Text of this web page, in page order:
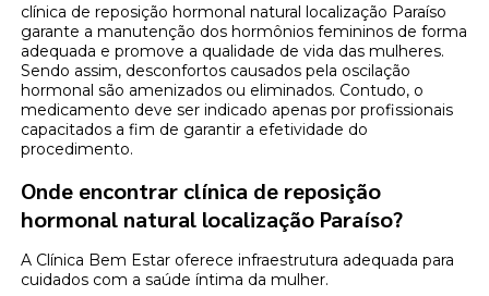
clínica de reposição hormonal natural localização Paraíso
garante a manutenção dos hormônios femininos de forma
adequada e promove a qualidade de vida das mulheres.
Sendo assim, desconfortos causados pela oscilação
hormonal são amenizados ou eliminados. Contudo, o
medicamento deve ser indicado apenas por profissionais
capacitados a fim de garantir a efetividade do
procedimento.
Onde encontrar clínica de reposição
hormonal natural localização Paraíso?
A Clínica Bem Estar oferece infraestrutura adequada para
cuidados com a saúde íntima da mulher.